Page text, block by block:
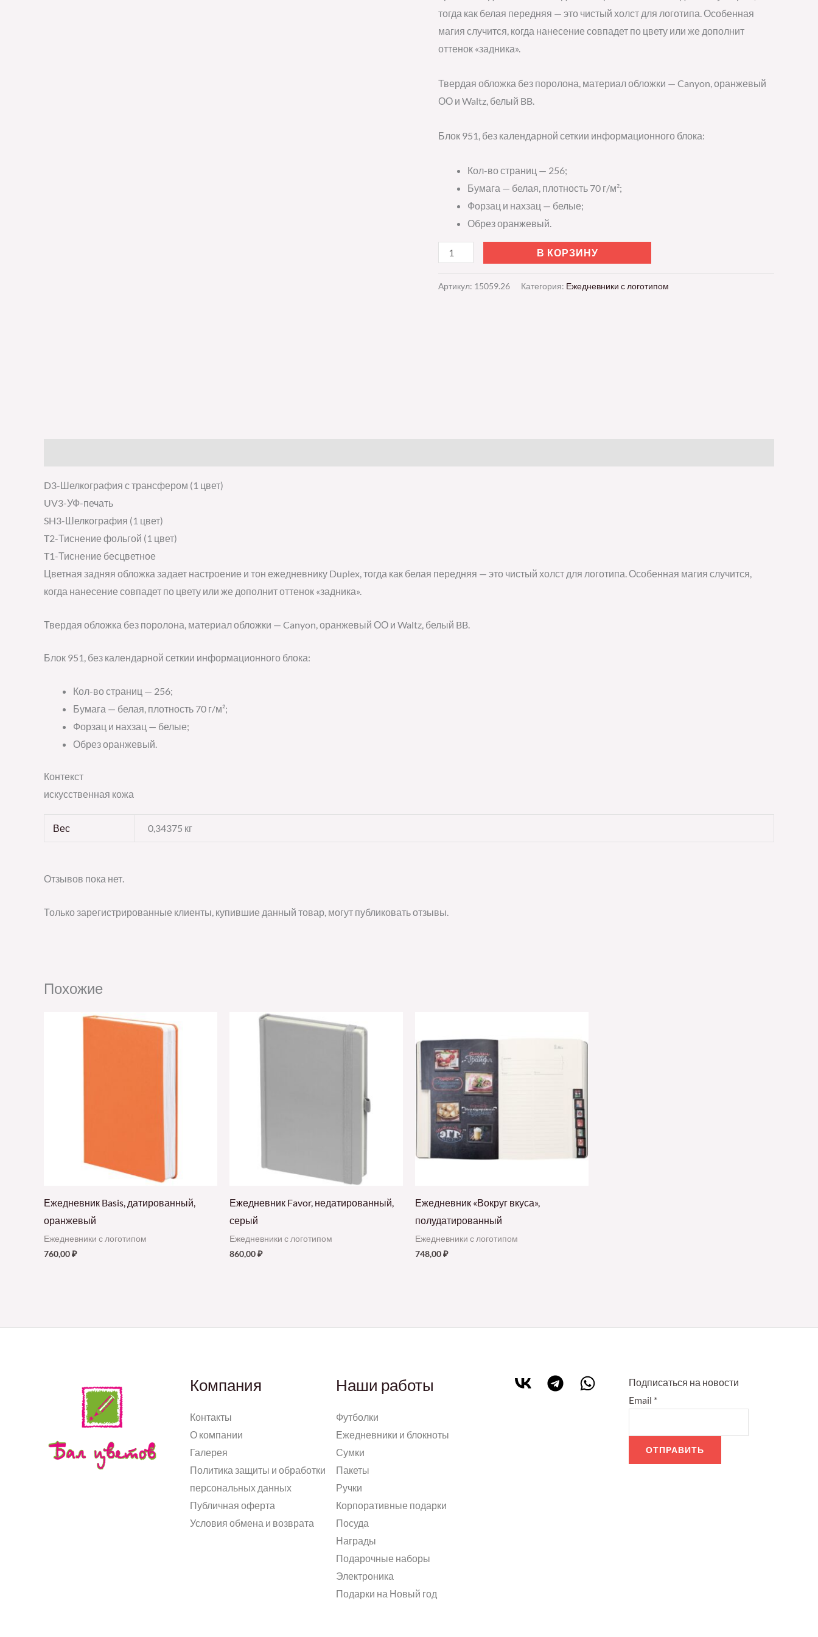
тогда как белая передняя — это чистый холст для логотипа. Особенная
магия случится, когда нанесение совпадет по цвету или же дополнит
оттенок «задника».
Твердая обложка без поролона, материал обложки — Canyon, оранжевый
ОО и Waltz, белый BB.
Блок 951, без календарной сеткии информационного блока:
Кол-во страниц — 256;
Бумага — белая, плотность 70 г/м²;
Форзац и нахзац — белые;
Обрез оранжевый.
В КОРЗИНУ
Артикул: 15059.26 Категория: Ежедневники с логотипом
D3-Шелкография с трансфером (1 цвет)
UV3-УФ-печать
SH3-Шелкография (1 цвет)
T2-Тиснение фольгой (1 цвет)
T1-Тиснение бесцветное
Цветная задняя обложка задает настроение и тон ежедневнику Duplex, тогда как белая передняя — это чистый холст для логотипа. Особенная магия случится,
когда нанесение совпадет по цвету или же дополнит оттенок «задника».
Твердая обложка без поролона, материал обложки — Canyon, оранжевый ОО и Waltz, белый BB.
Блок 951, без календарной сеткии информационного блока:
Кол-во страниц — 256;
Бумага — белая, плотность 70 г/м²;
Форзац и нахзац — белые;
Обрез оранжевый.
Контекст
искусственная кожа
Вес 0,34375 кг
Отзывов пока нет.
Только зарегистрированные клиенты, купившие данный товар, могут публиковать отзывы.
Похожие
Ежедневник Basis, датированный,
оранжевый
Ежедневники с логотипом
760,00₽
Ежедневник Favor, недатированный,
серый
Ежедневники с логотипом
860,00₽
Ежедневник «Вокруг вкуса»,
полудатированный
Ежедневники с логотипом
748,00₽
Компания
Контакты
О компании
Галерея
Политика защиты и обработки
персональных данных
Публичная оферта
Условия обмена и возврата
Наши работы
Футболки
Ежедневники и блокноты
Сумки
Пакеты
Ручки
Корпоративные подарки
Посуда
Награды
Подарочные наборы
Электроника
Подарки на Новый год
Подписаться на новости
Email *
ОТПРАВИТЬ